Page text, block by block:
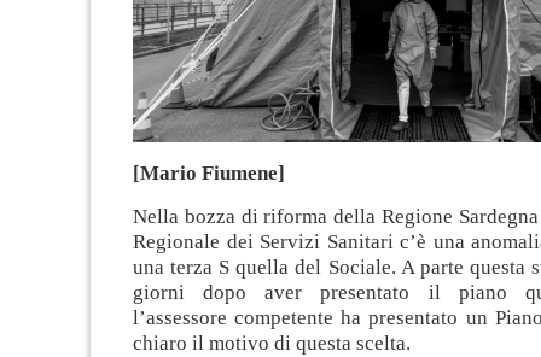
[Mario Fiumene]
Nella bozza di riforma della Regione
Regionale dei Servizi Sanitari c’è una
una terza S quella del Sociale. A parte questa
giorni dopo aver presentato il piano
l’assessore competente ha presentato un
chiaro il motivo di questa scelta.